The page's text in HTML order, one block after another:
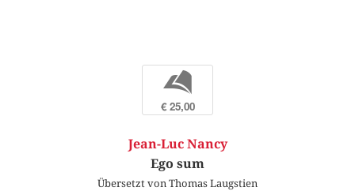
b
€ 25,00
Jean-Luc Nancy
Ego sum
Übersetzt von Thomas Laugstien